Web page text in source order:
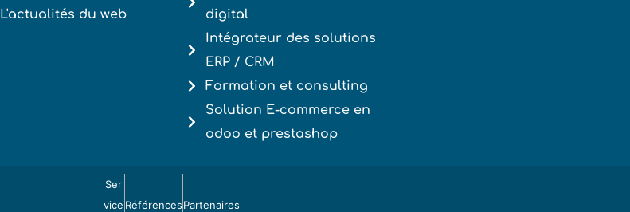
L'actualités du web
digital
Intégrateur des solutions
ERP / CRM
Formation et consulting
Solution E-commerce en
odoo et prestashop
Ser
vice RéférencesPartenaires